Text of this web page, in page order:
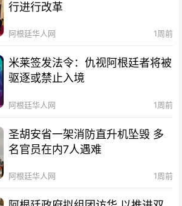
行进行改革
阿根廷华人网 1周前
米莱签发法令：仇视阿根廷者将被
驱逐或禁止入境
阿根廷华人网 1周前
圣胡安省一架消防直升机坠毁 多
名官员在内7人遇难
阿根廷华人网 1周前